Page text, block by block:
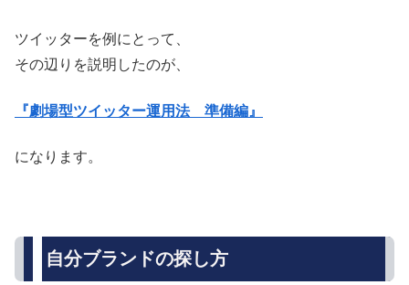
ツイッターを例にとって、
その辺りを説明したのが、
『劇場型ツイッター運用法 準備編』
になります。
自分ブランドの探し方